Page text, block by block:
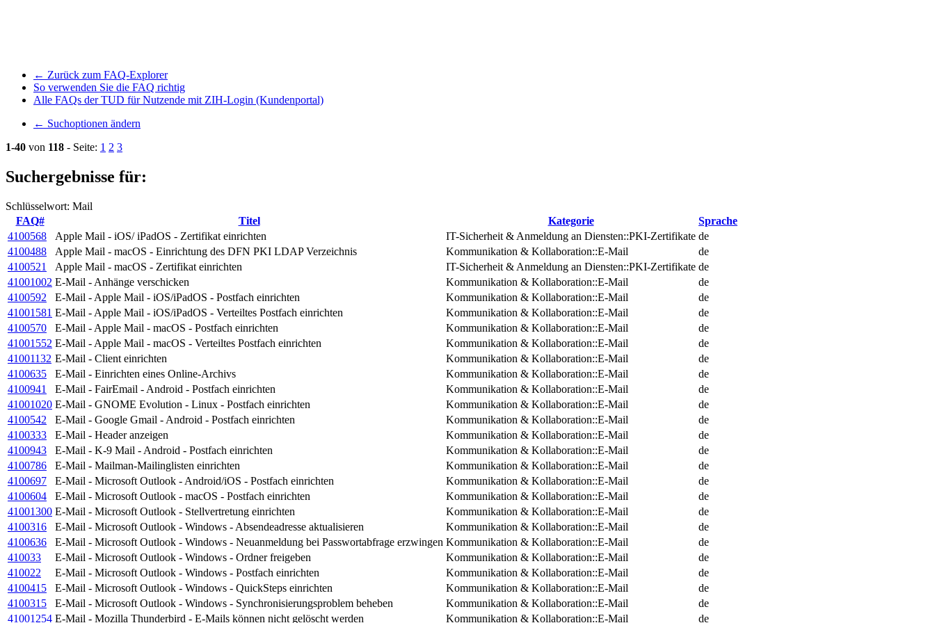
← Zurück zum FAQ-Explorer
So verwenden Sie die FAQ richtig
Alle FAQs der TUD für Nutzende mit ZIH-Login (Kundenportal)
← Suchoptionen ändern
1-40 von 118 - Seite: 1 2 3
Suchergebnisse für:
Schlüsselwort: Mail
FAQ#
Titel Kategorie
Sprache
4100568
Apple Mail - iOS/ iPadOS - Zertifikat einrichten IT-Sicherheit & Anmeldung an Diensten::PKI-Zertifikate de
4100488
Apple Mail - macOS - Einrichtung des DFN PKI LDAP Verzeichnis Kommunikation & Kollaboration::E-Mail
de
4100521
Apple Mail - macOS - Zertifikat einrichten IT-Sicherheit & Anmeldung an Diensten::PKI-Zertifikate de
41001002 E-Mail - Anhänge verschicken Kommunikation & Kollaboration::E-Mail
de
4100592
E-Mail - Apple Mail - iOS/iPadOS - Postfach einrichten Kommunikation & Kollaboration::E-Mail
de
41001581 E-Mail - Apple Mail - iOS/iPadOS - Verteiltes Postfach einrichten Kommunikation & Kollaboration::E-Mail
de
4100570
E-Mail - Apple Mail - macOS - Postfach einrichten Kommunikation & Kollaboration::E-Mail
de
41001552 E-Mail - Apple Mail - macOS - Verteiltes Postfach einrichten Kommunikation & Kollaboration::E-Mail
de
41001132 E-Mail - Client einrichten Kommunikation & Kollaboration::E-Mail
de
4100635
E-Mail - Einrichten eines Online-Archivs Kommunikation & Kollaboration::E-Mail
de
4100941
E-Mail - FairEmail - Android - Postfach einrichten Kommunikation & Kollaboration::E-Mail
de
41001020 E-Mail - GNOME Evolution - Linux - Postfach einrichten Kommunikation & Kollaboration::E-Mail
de
4100542
E-Mail - Google Gmail - Android - Postfach einrichten Kommunikation & Kollaboration::E-Mail
de
4100333
E-Mail - Header anzeigen Kommunikation & Kollaboration::E-Mail
de
4100943
E-Mail - K-9 Mail - Android - Postfach einrichten Kommunikation & Kollaboration::E-Mail
de
4100786
E-Mail - Mailman-Mailinglisten einrichten Kommunikation & Kollaboration::E-Mail
de
4100697
E-Mail - Microsoft Outlook - Android/iOS - Postfach einrichten Kommunikation & Kollaboration::E-Mail
de
4100604
E-Mail - Microsoft Outlook - macOS - Postfach einrichten Kommunikation & Kollaboration::E-Mail
de
41001300 E-Mail - Microsoft Outlook - Stellvertretung einrichten Kommunikation & Kollaboration::E-Mail
de
4100316
E-Mail - Microsoft Outlook - Windows - Absendeadresse aktualisieren Kommunikation & Kollaboration::E-Mail
de
4100636
E-Mail - Microsoft Outlook - Windows - Neuanmeldung bei Passwortabfrage erzwingen Kommunikation & Kollaboration::E-Mail
de
410033
E-Mail - Microsoft Outlook - Windows - Ordner freigeben Kommunikation & Kollaboration::E-Mail
de
410022
E-Mail - Microsoft Outlook - Windows - Postfach einrichten Kommunikation & Kollaboration::E-Mail
de
4100415
E-Mail - Microsoft Outlook - Windows - QuickSteps einrichten Kommunikation & Kollaboration::E-Mail
de
4100315
E-Mail - Microsoft Outlook - Windows - Synchronisierungsproblem beheben Kommunikation & Kollaboration::E-Mail
de
41001254 E-Mail - Mozilla Thunderbird - E-Mails können nicht gelöscht werden Kommunikation & Kollaboration::E-Mail de